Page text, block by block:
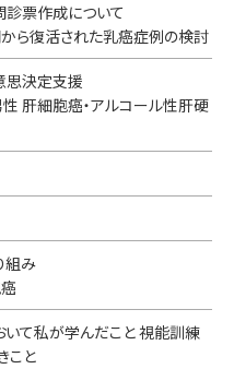
票作成について
ら復活された乳癌症例の検討
思決定支援
肝細胞癌・アルコール性肝硬
組み
て私が学んだこと 視能訓練
こと